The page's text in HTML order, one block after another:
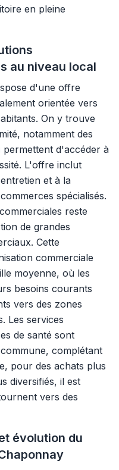
en pleine
au niveau local
d'une offre
orientée vers
On y trouve
notamment des
permettent d'accéder à
L'offre inclut
et à la
spécialisés.
reste
de grandes
Cette
commerciale
moyenne, où les
besoins courants
vers des zones
Les services
de santé sont
complétant
pour des achats plus
diversifiés, il est
vers des
évolution du